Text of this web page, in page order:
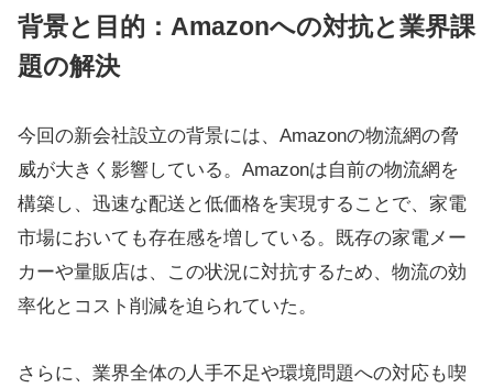
背景と目的：Amazonへの対抗と業界課
題の解決
今回の新会社設立の背景には、Amazonの物流網の脅
威が大きく影響している。Amazonは自前の物流網を
構築し、迅速な配送と低価格を実現することで、家電
市場においても存在感を増している。既存の家電メー
カーや量販店は、この状況に対抗するため、物流の効
率化とコスト削減を迫られていた。
さらに、業界全体の人手不足や環境問題への対応も喫